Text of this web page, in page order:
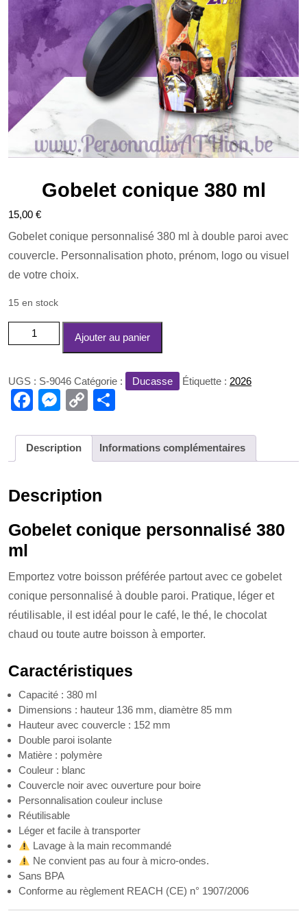
Gobelet conique 380 ml
15,00 €
Gobelet conique personnalisé 380 ml à double paroi avec
couvercle. Personnalisation photo, prénom, logo ou visuel
de votre choix.
15 en stock
quantité
de
380
ml
Ajouter au panier
UGS : S-9046 Catégorie : Ducasse Étiquette : 2026
F
c
b
o
o
M
ss
n
g
er
C
p
y
Li
n
k
ta
g
Description Informations complémentaires
Description
Gobelet conique personnalisé 380
ml
Emportez votre boisson préférée partout avec ce gobelet
conique personnalisé à double paroi. Pratique, léger et
réutilisable, il est idéal pour le café, le thé, le chocolat
chaud ou toute autre boisson à emporter.
Caractéristiques
Capacité : 380 ml
Dimensions : hauteur 136 mm, diamètre 85 mm
Hauteur avec couvercle : 152 mm
Double paroi isolante
Matière : polymère
Couleur : blanc
Couvercle noir avec ouverture pour boire
Personnalisation couleur incluse
Réutilisable
Léger et facile à transporter
Lavage à la main recommandé
Ne convient pas au four à micro-ondes.
Sans BPA
Conforme au règlement REACH (CE) n° 1907/2006